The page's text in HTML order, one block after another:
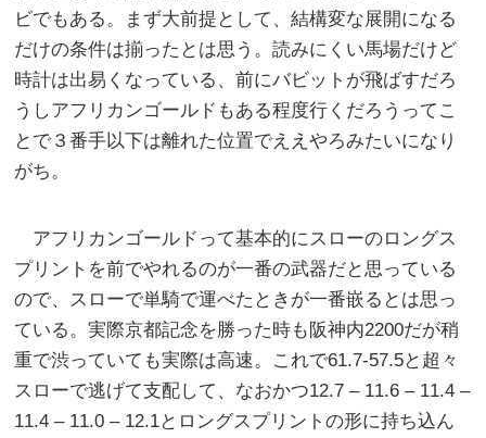
ビでもある。まず大前提として、結構変な展開になる
だけの条件は揃ったとは思う。読みにくい馬場だけど
時計は出易くなっている、前にバビットが飛ばすだろ
うしアフリカンゴールドもある程度行くだろうってこ
とで３番手以下は離れた位置でええやろみたいになり
がち。
アフリカンゴールドって基本的にスローのロングス
プリントを前でやれるのが一番の武器だと思っている
ので、スローで単騎で運べたときが一番嵌るとは思っ
ている。実際京都記念を勝った時も阪神内2200だが稍
重で渋っていても実際は高速。これで61.7-57.5と超々
スローで逃げて支配して、なおかつ12.7 – 11.6 – 11.4 –
11.4 – 11.0 – 12.1とロングスプリントの形に持ち込ん